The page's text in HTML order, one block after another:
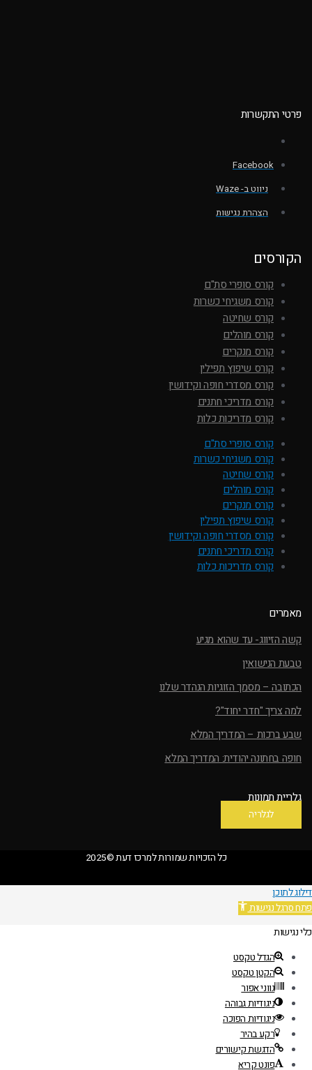
פרטי התקשרות
Facebook
ניווט ב- Waze
הצהרת נגישות
הקורסים
קורס סופרי סת"ם
קורס משגיחי כשרות
קורס שחיטה
קורס מוהלים
קורס מנקרים
קורס שיפוץ תפילין
קורס מסדרי חופה וקידושין
קורס מדריכי חתנים
קורס מדריכות כלות
קורס סופרי סת"ם
קורס משגיחי כשרות
קורס שחיטה
קורס מוהלים
קורס מנקרים
קורס שיפוץ תפילין
קורס מסדרי חופה וקידושין
קורס מדריכי חתנים
קורס מדריכות כלות
מאמרים
קשה הזיווג- עד שהוא מגיע
טבעת הנישואין
הכתובה – מסמך הזוגיות הנהדר שלנו
למה צריך "חדר יחוד"?
שבע ברכות – המדריך המלא
חופה בחתונה יהודית: המדריך המלא
גלריית תמונות
לגלריה
כל הזכויות שמורות למרכז דעת ©2025
דילוג לתוכן
פתח סרגל נגישות
כלי נגישות
הגדל טקסט
הקטן טקסט
גווני אפור
ניגודיות גבוהה
ניגודיות הפוכה
רקע בהיר
הדגשת קישורים
פונט קריא